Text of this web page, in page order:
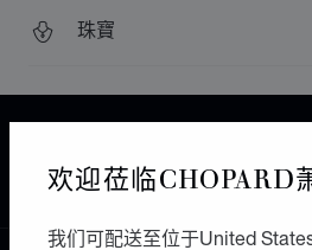
欢迎莅临CHOPARD
我们可配送至位于United
珠寶
PONTEDERA SERGIO CAPONE